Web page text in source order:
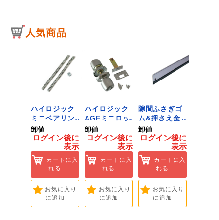
人気商品
ハイロジック
ミニベアリン
グタイプ 310
ミリ 72958
Hardware]
卸値
ログイン後に
表示
カートに入
れる
お気に入り
に追加
ハイロジック
AGEミニロッ
ク 360W
[Tools &
Hardware]
卸値
ログイン後に
表示
カートに入
れる
お気に入り
に追加
隙間ふさぎゴ
ム&押さえ金
物 72909
卸値
ログイン後に
表示
カートに入
れる
お気に入り
に追加